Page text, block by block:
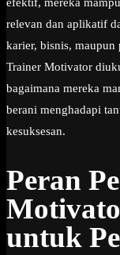
relevan dan aplikatif
karier, bisnis, maupun
Trainer Motivator
bagaimana mereka
berani menghadapi
kesuksesan.
Peran
untuk